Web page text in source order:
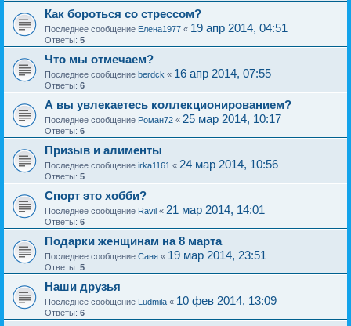
Как бороться со стрессом?
Последнее сообщение Елена1977 « 19 апр 2014, 04:51
Ответы: 5
Что мы отмечаем?
Последнее сообщение berdck « 16 апр 2014, 07:55
Ответы: 6
А вы увлекаетесь коллекционированием?
Последнее сообщение Роман72 « 25 мар 2014, 10:17
Ответы: 6
Призыв и алименты
Последнее сообщение irka1161 « 24 мар 2014, 10:56
Ответы: 5
Спорт это хобби?
Последнее сообщение Ravil « 21 мар 2014, 14:01
Ответы: 6
Подарки женщинам на 8 марта
Последнее сообщение Саня « 19 мар 2014, 23:51
Ответы: 5
Наши друзья
Последнее сообщение Ludmila « 10 фев 2014, 13:09
Ответы: 6